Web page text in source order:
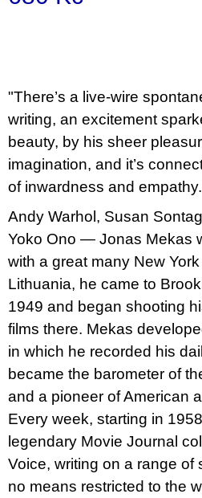
"There’s a live-wire
writing, an excitement
beauty, by his sheer
imagination, and it’s
of inwardness and
Andy Warhol, Susan
Yoko Ono ― Jonas Mekas
with a great many New
Lithuania, he came to
1949 and began shooting
films there. Mekas
in which he recorded his
became the barometer of
and a pioneer of American
Every week, starting in
legendary Movie Journal
Voice, writing on a range of
no means restricted to the
u
PŘIŠEL
ČAS
DRUHOU
:
SMĚNU
VÝBĚR
TEXTŮ
2022 –
2025
350
Kč